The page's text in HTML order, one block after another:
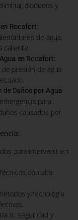
bloqueos y
Rocafort:
de agua,
caliente.
en Rocafort:
presión de agua
de Daños por Agua
para
causados por
para intervenir en
con alta
y tecnología
tu seguridad y